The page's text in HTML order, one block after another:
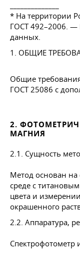
* На территории
ГОСТ 492–2006. —
данных.
1. ОБЩИЕ
Общие
ГОСТ 25086 с
2.
МАГНИЯ
2.1. Сущность
Метод основан
среде с
цвета и
окрашенного
2.2. Аппаратура,
Спектрофотометр